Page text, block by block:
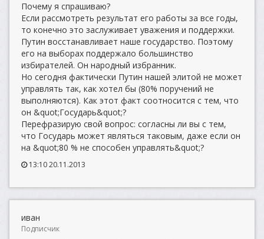
Почему я спрашиваю?
Если рассмотреть результат его работы за все годы,
то конечно это заслуживает уважения и поддержки.
Путин восстанавливает наше государство. Поэтому
его на выборах поддержало большинство
избирателей. Он народный избранник.
Но сегодня фактически Путин нашей элитой не может
управлять так, как хотел бы (80% поручений не
выполняются). Как этот факт соотносится с тем, что
он &quot;Государь&quot;?
Перефразирую свой вопрос: согласны ли вы с тем,
что Государь может являться таковым, даже если он
на &quot;80 % не способен управлять&quot;?
13:10 20.11.2013
иван
Подписчик